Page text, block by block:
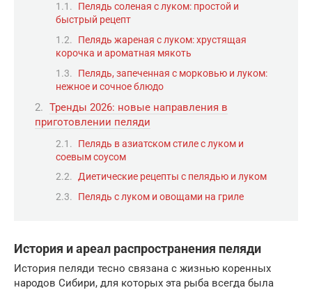
Пелядь соленая с луком: простой и
быстрый рецепт
Пелядь жареная с луком: хрустящая
корочка и ароматная мякоть
Пелядь, запеченная с морковью и луком:
нежное и сочное блюдо
Тренды 2026: новые направления в
приготовлении пеляди
Пелядь в азиатском стиле с луком и
соевым соусом
Диетические рецепты с пелядью и луком
Пелядь с луком и овощами на гриле
История и ареал распространения пеляди
История пеляди тесно связана с жизнью коренных
народов Сибири, для которых эта рыба всегда была